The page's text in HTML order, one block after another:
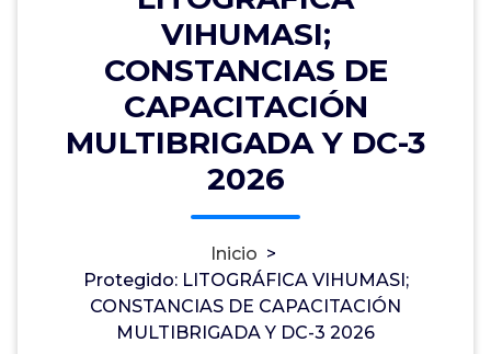
VIHUMASI;
CONSTANCIAS DE
CAPACITACIÓN
MULTIBRIGADA Y DC-3
2026
Inicio >
Protegido: LITOGRÁFICA VIHUMASI;
CONSTANCIAS DE CAPACITACIÓN
MULTIBRIGADA Y DC-3 2026
CAPACITACIÓN MULTIBRIGADA Y
DC-3 2026
Marlo Abraham Sánchez Huerta
11, Mar, 2026
Este contenido está protegido por contraseña.
Para verlo, por favor, introduce tu contraseña a